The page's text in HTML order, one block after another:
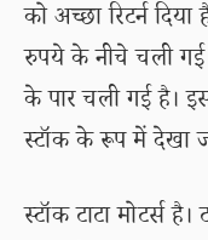
को अच्छा रिटर्न
रुपये के नीचे चली
के पार चली गई है।
स्टॉक के रूप में देखा
स्टॉक टाटा मोटर्स